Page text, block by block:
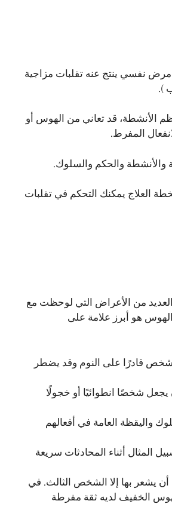
نفسي ينتج عنه تقلبات مزاجية
).
الأنشطة، قد تعاني من الهوس أو
المفرط.
والأنشطة والحكم والسلوك.
العلاج يمكنك التحكم في تقلبات
من الأعراض التي لوحظت مع
هو أبرز علامة على
قادرًا على النوم وقد يضطر
شخصًا انطوائيًا أو خجولًا
واليقظة العامة في أفعالهم
المثال أثناء المحادثات سريعة
أن يشعر بها إلا الشخص الثالث. في
الخفيف لديه ثقة مفرطة